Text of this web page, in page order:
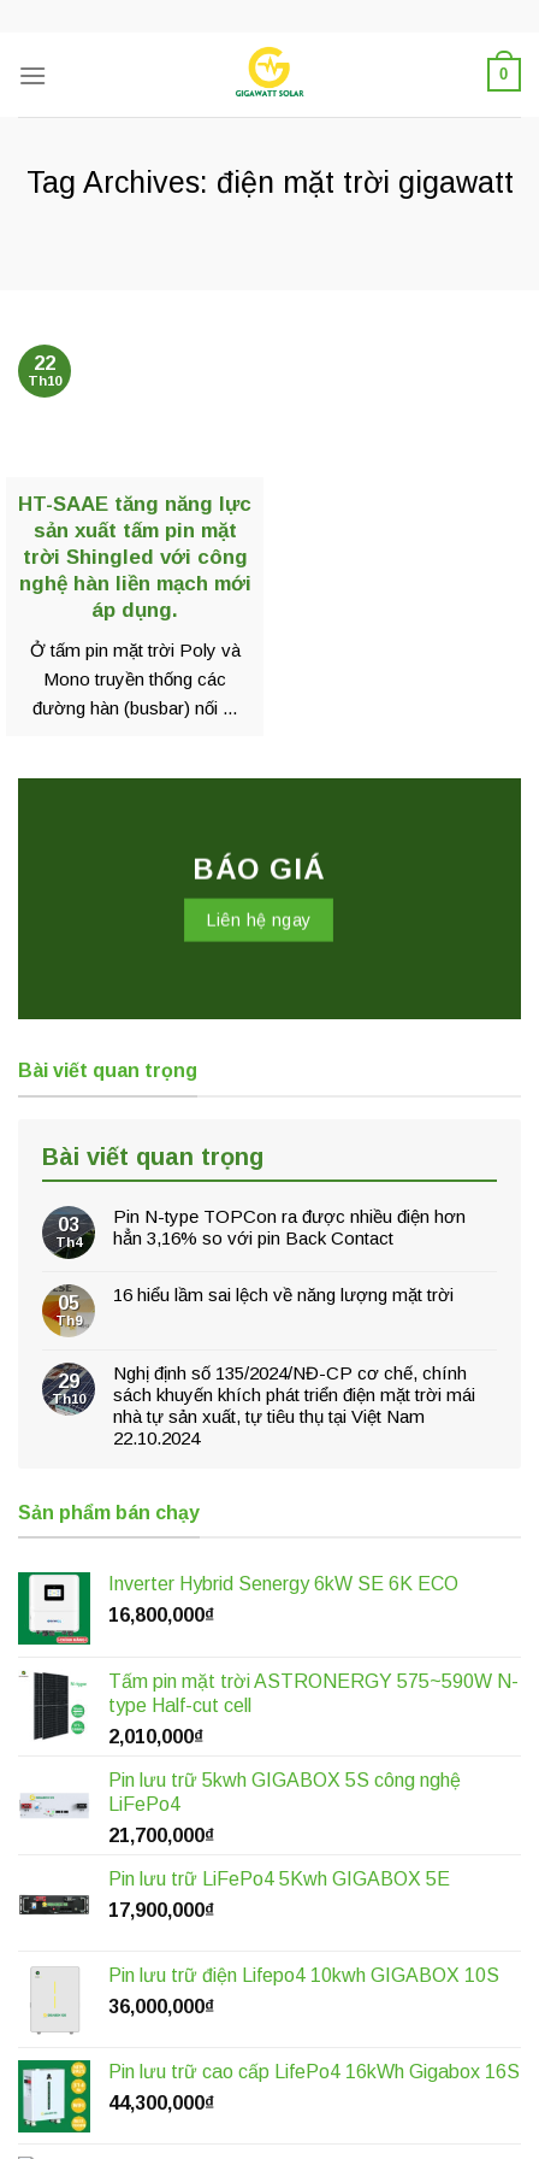
content
0
Tag Archives: điện mặt trời gigawatt
HT-SAAE tăng năng lực
sản xuất tấm pin mặt
trời Shingled với công
nghệ hàn liền mạch mới
áp dụng.
Ở tấm pin mặt trời Poly và
Mono truyền thống các
đường hàn (busbar) nối ...
22
Th10
BÁO GIÁ
Liên hệ ngay
Bài viết quan trọng
Bài viết quan trọng
03
Th4
Pin N-type TOPCon ra được nhiều điện hơn
hẳn 3,16% so với pin Back Contact
05
Th9
16 hiểu lầm sai lệch về năng lượng mặt trời
29
Th10
Nghị định số 135/2024/NĐ-CP cơ chế, chính
sách khuyến khích phát triển điện mặt trời mái
nhà tự sản xuất, tự tiêu thụ tại Việt Nam
22.10.2024
Sản phẩm bán chạy
Inverter Hybrid Senergy 6kW SE 6K ECO
16,800,000₫
Tấm pin mặt trời ASTRONERGY 575~590W N-
type Half-cut cell
2,010,000₫
Pin lưu trữ 5kwh GIGABOX 5S công nghệ
LiFePo4
21,700,000₫
Pin lưu trữ LiFePo4 5Kwh GIGABOX 5E
17,900,000₫
Pin lưu trữ điện Lifepo4 10kwh GIGABOX 10S
36,000,000₫
Pin lưu trữ cao cấp LifePo4 16kWh Gigabox 16S
44,300,000₫